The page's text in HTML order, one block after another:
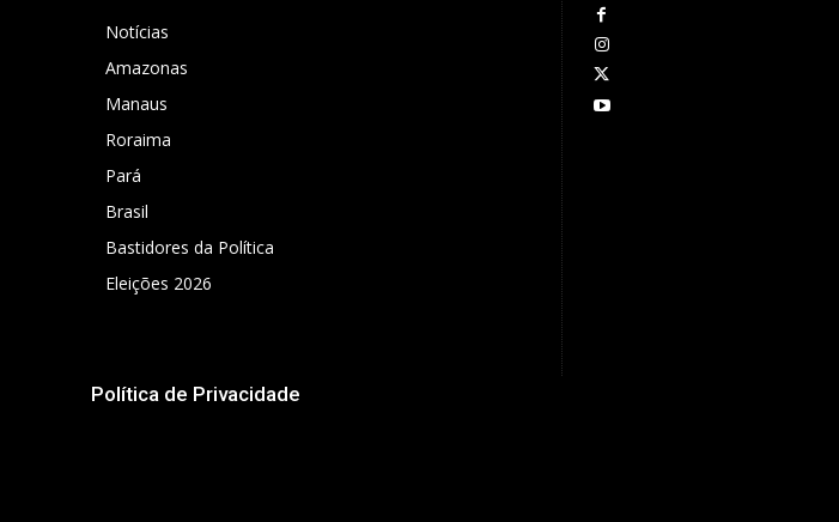
Notícias
Amazonas
Manaus
Roraima
Pará
Brasil
Bastidores da Política
Eleições 2026
Política de Privacidade